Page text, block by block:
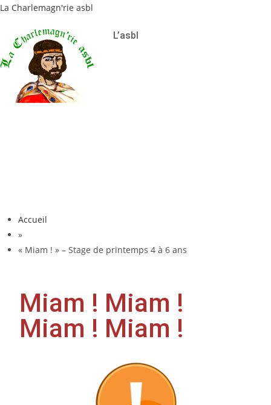
La Charlemagn'rie asbl
L’asbl
Accueil
»
« Miam ! » – Stage de printemps 4 à 6 ans
Miam ! Miam !
Miam ! Miam !